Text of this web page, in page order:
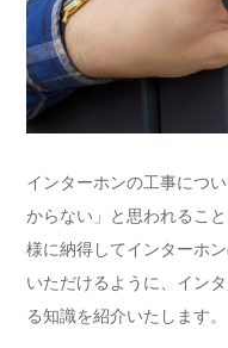
インターホンの工事につ
からない」と思われるこ
様に納得してインターホ
いただけるように、イン
る知識を紹介いたします。